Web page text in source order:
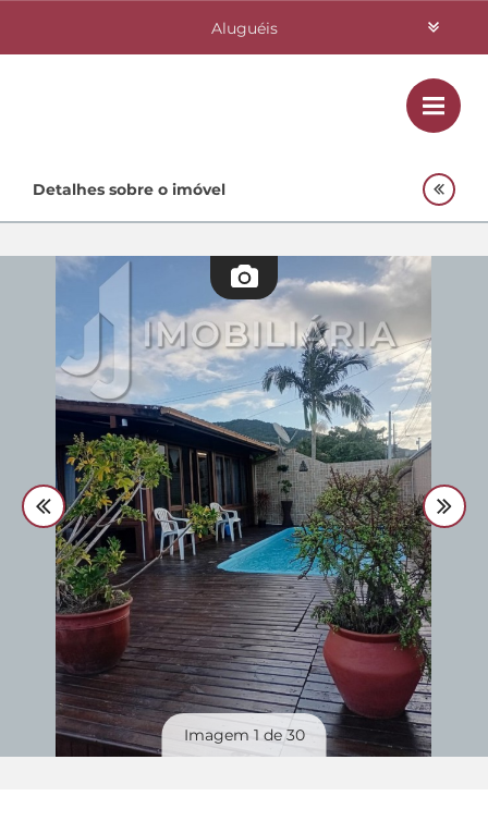
Aluguéis
Investimentos
Quem Somos
Contato
Fale Conosco 48 3364-0079
Plantão 48 99842-0500
Divulgue seu imóvel
Detalhes sobre o imóvel
Imagem 1 de 30